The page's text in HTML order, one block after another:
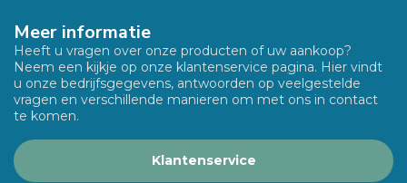
Meer informatie
Heeft u vragen over onze producten of uw aankoop?
Neem een kijkje op onze klantenservice pagina. Hier vindt
u onze bedrijfsgegevens, antwoorden op veelgestelde
vragen en verschillende manieren om met ons in contact
te komen.
Klantenservice